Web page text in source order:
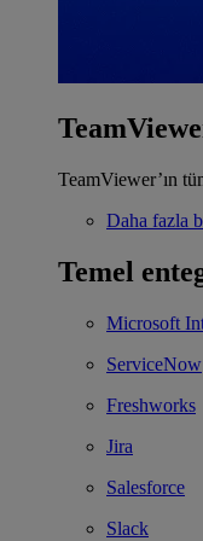
TeamViewer’ın
Daha fazla
Temel
Microsoft
ServiceNow
Freshworks
Jira
Salesforce
Slack